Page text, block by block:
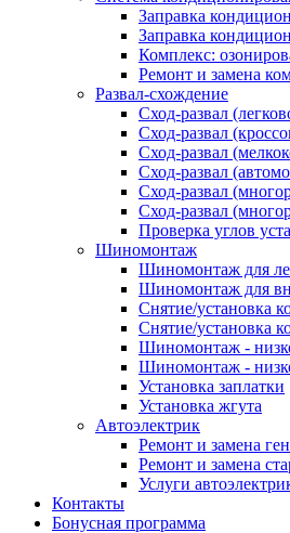
Заправка
Заправка
Комплекс:
Ремонт и замена
Развал-схождение
Сход-развал
Сход-развал
Сход-развал
Сход-развал
Сход-развал
Сход-развал
Проверка углов
Шиномонтаж
Шиномонтаж для
Шиномонтаж для
Снятие/установка
Снятие/установка
Шиномонтаж -
Шиномонтаж -
Установка заплатки
Установка жгута
Автоэлектрик
Ремонт и замена
Ремонт и замена
Услуги
Контакты
Бонусная программа